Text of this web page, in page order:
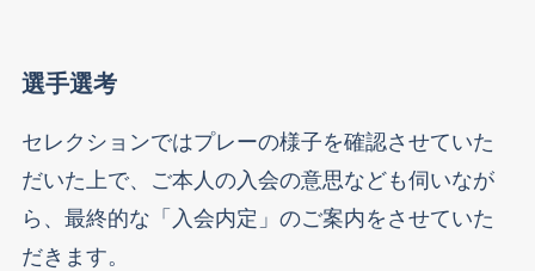
選手選考
セレクションではプレーの様子を確認させていた
だいた上で、ご本人の入会の意思なども伺いなが
ら、最終的な「入会内定」のご案内をさせていた
だきます。